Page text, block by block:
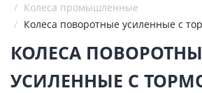
Колеса промышленные
Колеса поворотные усиленные с
КОЛЕСА
УСИЛЕННЫЕ С